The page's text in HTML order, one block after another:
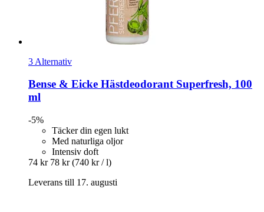
3 Alternativ
Bense & Eicke Hästdeodorant Superfresh, 100
ml
-5%
Täcker din egen lukt
Med naturliga oljor
Intensiv doft
74 kr 78 kr (740 kr / l)
Leverans till 17. augusti